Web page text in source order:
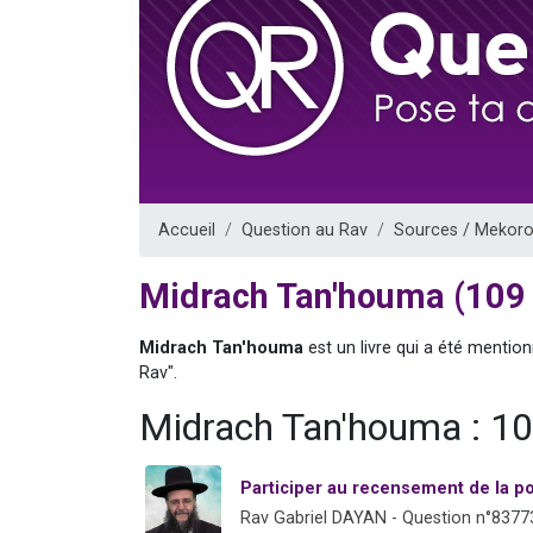
3
Odaya
13
Accueil Question au Rav Sources /
Midrach Tan'houma
Midrach Tan'houma est un livre qui a été
Rav".
Midrach Tan'houma :
Participer au recensement de la
Rav Gabriel DAYAN - Question